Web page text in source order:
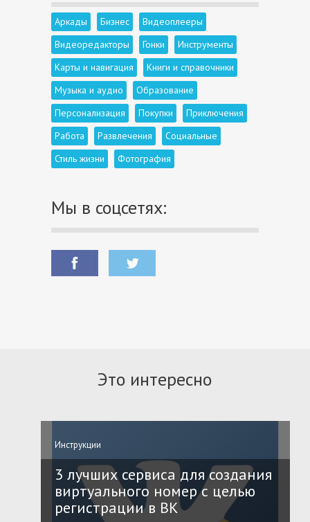
Аркады Бизнес
Видеоплееры
Видеоредакторы
Гонки
Инструменты
Карты и навигация
Книги и справочники
Музыка и аудио
Образование
Персонализация
Покупки
Приключения
Работа
Развлечения
Социальные
Стиль жизни
Фотография
Мы в соцсетях:
Это интересно
Инструкции
3 лучших сервиса для создания
виртуального номер с целью
регистрации в ВК